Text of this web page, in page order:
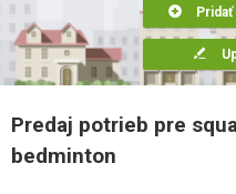
Predaj potrieb pre
bedminton